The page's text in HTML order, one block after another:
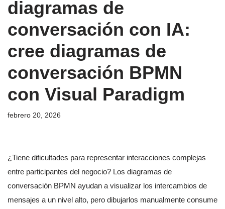
diagramas de
conversación con IA:
cree diagramas de
conversación BPMN
con Visual Paradigm
febrero 20, 2026
¿Tiene dificultades para representar interacciones complejas
entre participantes del negocio? Los diagramas de
conversación BPMN ayudan a visualizar los intercambios de
mensajes a un nivel alto, pero dibujarlos manualmente consume